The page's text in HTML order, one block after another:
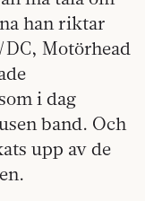
han riktar
Motörhead
i dag
band. Och
upp av de